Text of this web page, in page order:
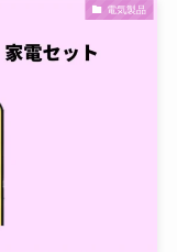
電気製品